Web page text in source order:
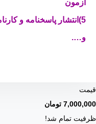
آزمون
5)انتشار پاسخنامه و کارنامه جامع 2 ساعت پس از پایان آزمون
و….
قیمت
7,000,000 تومان
ظرفیت تمام شد!